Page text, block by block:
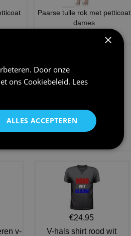
Paarse tulle rok met petticoat
dames
v-
€24,95
V-hals shirt rood wit
×
Door onze
ons Cookiebeleid. Lees
ALLES ACCEPTEREN